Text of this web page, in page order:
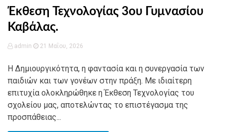
Έκθεση Τεχνολογίας 3ου Γυμνασίου
Καβάλας.
admin 21 Μαΐου, 2026
Η Δημιουργικότητα, η φαντασία και η συνεργασία των
παιδιών και των γονέων στην πράξη. Με ιδιαίτερη
επιτυχία ολοκληρώθηκε η Έκθεση Τεχνολογίας του
σχολείου μας, αποτελώντας το επιστέγασμα της
προσπάθειας...